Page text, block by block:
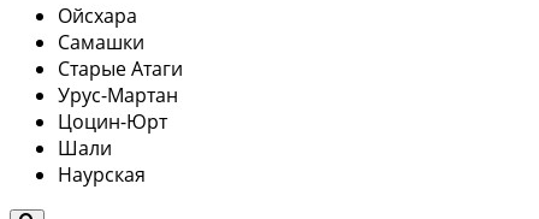
Ойсхара
Самашки
Старые Атаги
Урус-Мартан
Цоцин-Юрт
Шали
Наурская